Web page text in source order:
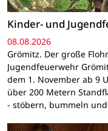
Kinder- und
08.08.2026
Grömitz. Der große
Jugendfeuerwehr
dem 1. November ab 9
über 200 Metern
- stöbern, bummeln